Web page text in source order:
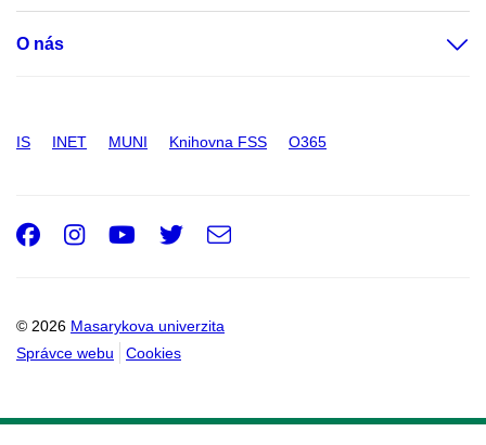
O nás
IS INET MUNI Knihovna FSS O365
© 2026 Masarykova univerzita
Správce webu
Cookies
Facebook
Instagram
Youtube
Twitter
e-